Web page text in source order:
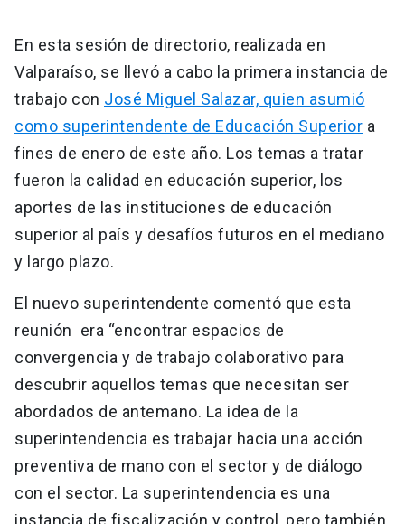
En esta sesión de directorio, realizada en
Valparaíso, se llevó a cabo la primera instancia de
trabajo con José Miguel Salazar, quien asumió
como superintendente de Educación Superior a
fines de enero de este año. Los temas a tratar
fueron la calidad en educación superior, los
aportes de las instituciones de educación
superior al país y desafíos futuros en el mediano
y largo plazo.
El nuevo superintendente comentó que esta
reunión era “encontrar espacios de
convergencia y de trabajo colaborativo para
descubrir aquellos temas que necesitan ser
abordados de antemano. La idea de la
superintendencia es trabajar hacia una acción
preventiva de mano con el sector y de diálogo
con el sector. La superintendencia es una
instancia de fiscalización y control, pero también